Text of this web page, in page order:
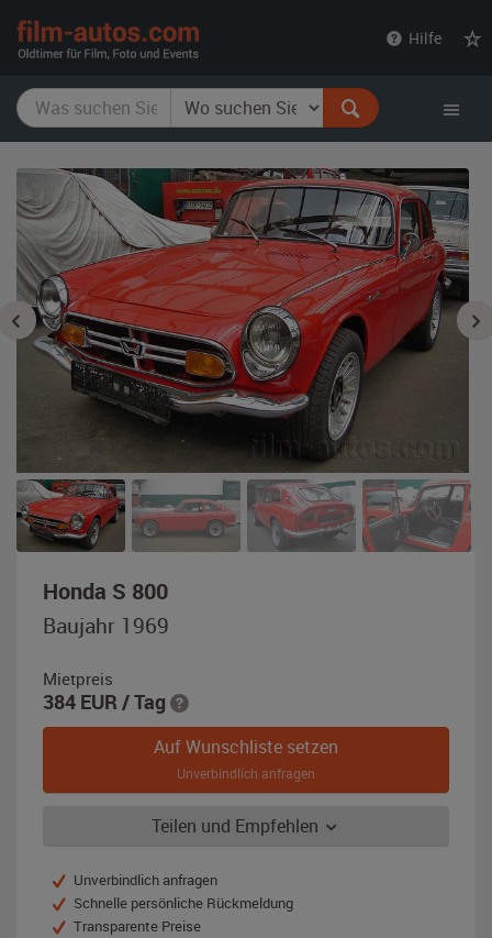
Hilfe
Honda S 800,
Baujahr
Baujahr 1969
Mietpreis
384 EUR / Tag
Auf Wunschliste setzen
Unverbindlich anfragen
Teilen und Empfehlen
Unverbindlich anfragen
Schnelle persönliche Rückmeldung
Transparente Preise